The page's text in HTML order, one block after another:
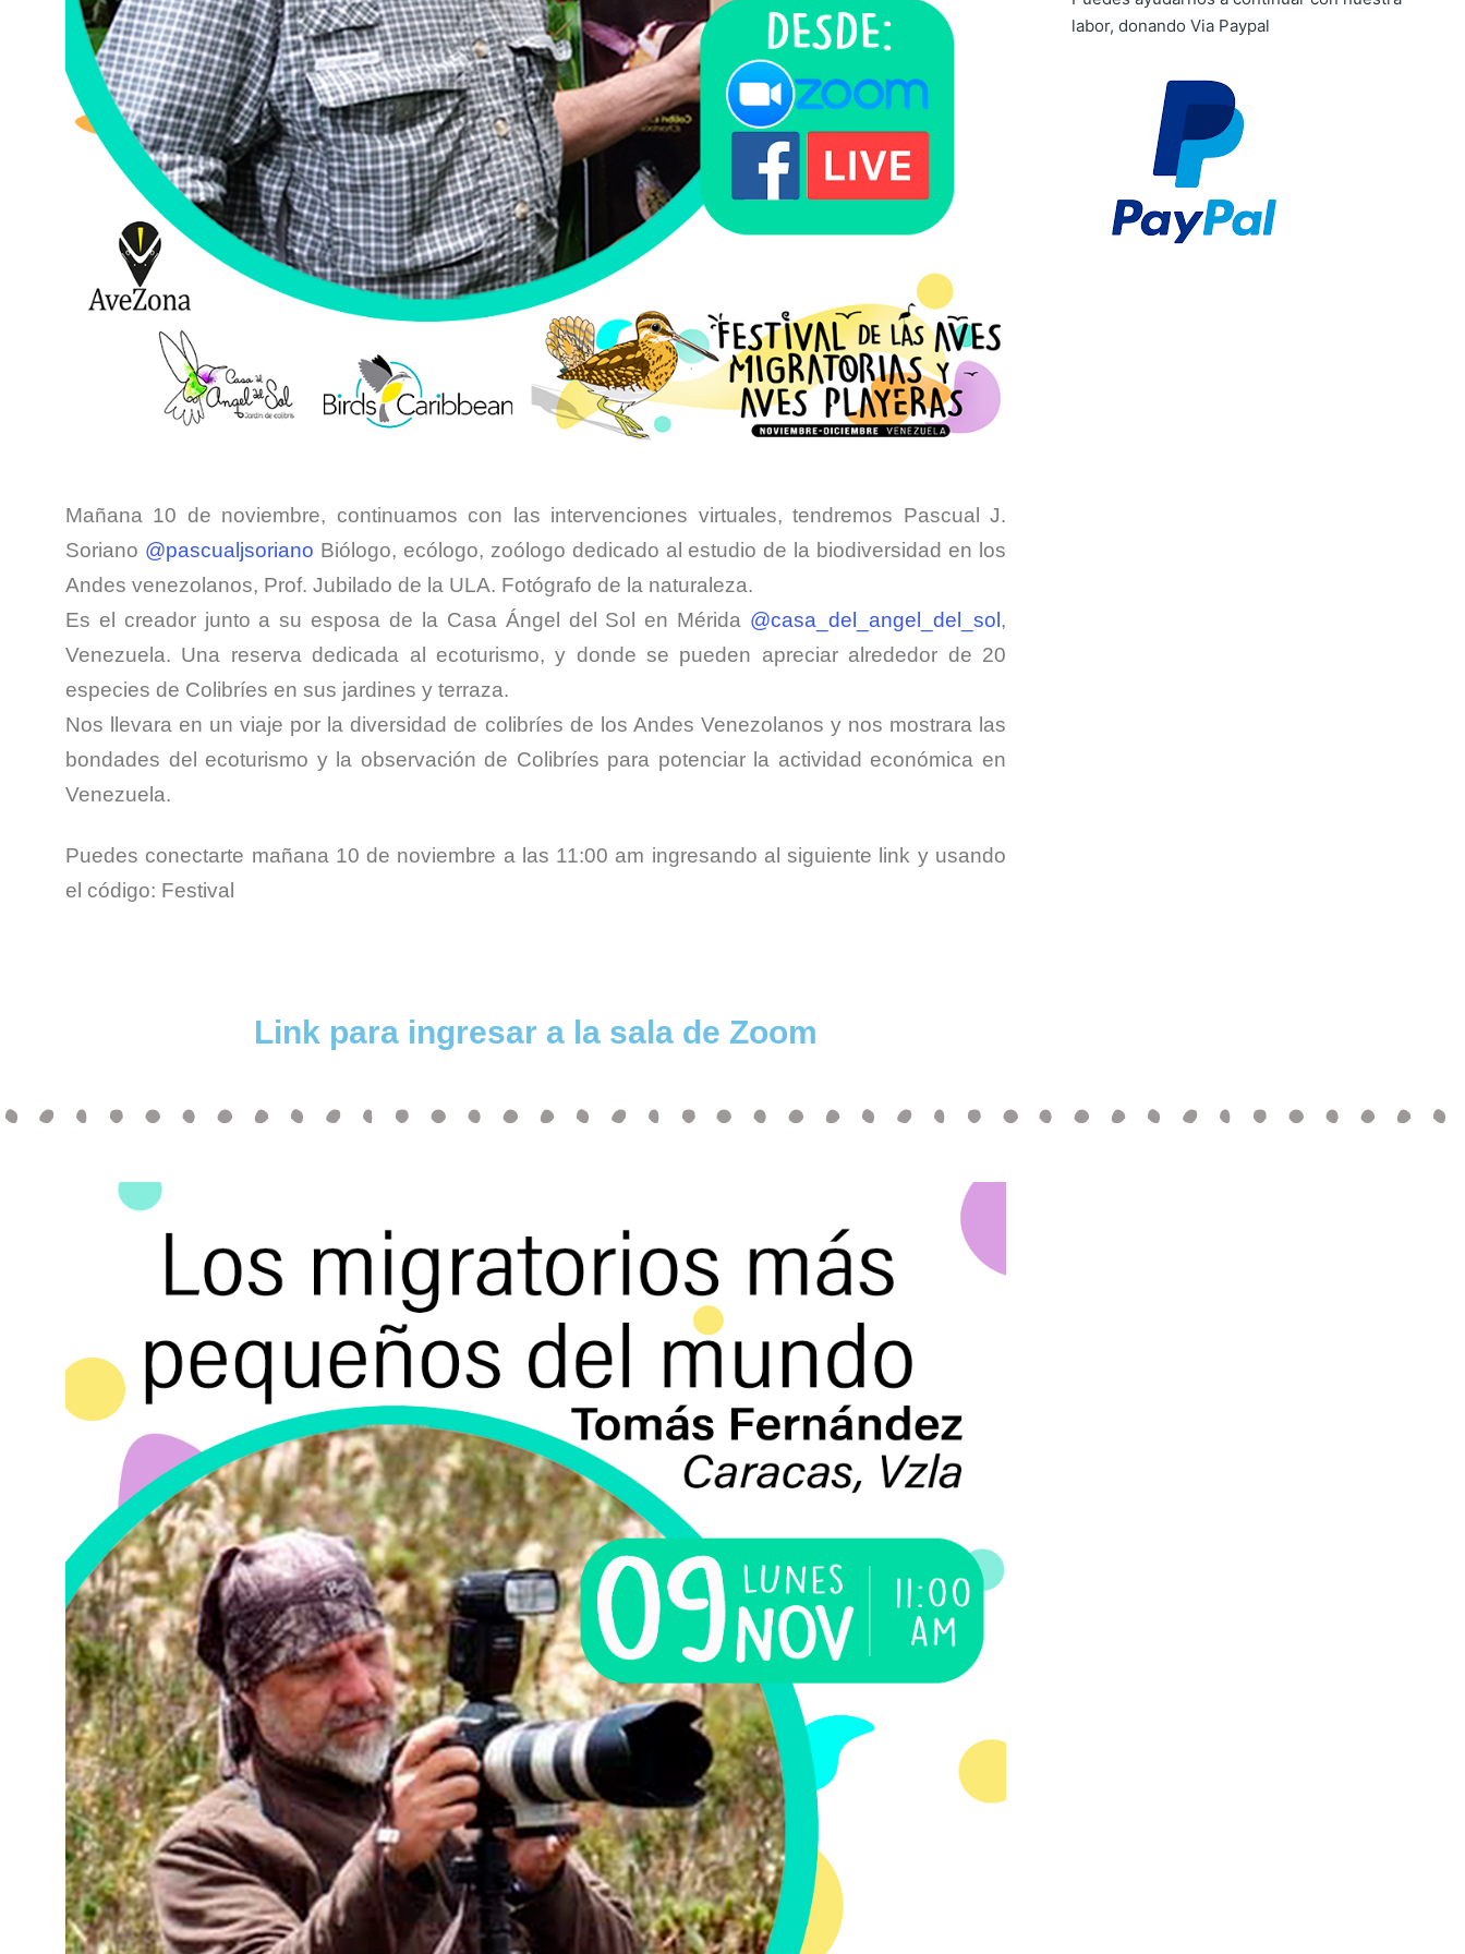
Mañana 10 de noviembre, continuamos con las intervenciones virtuales, tendremos Pascual J.
Soriano @pascualjsoriano Biólogo, ecólogo, zoólogo dedicado al estudio de la biodiversidad en los
Andes venezolanos, Prof. Jubilado de la ULA. Fotógrafo de la naturaleza. ⠀
Es el creador junto a su esposa de la Casa Ángel del Sol en Mérida @casa_del_angel_del_sol ,
Venezuela. Una reserva dedicada al ecoturismo, y donde se pueden apreciar alrededor de 20
especies de Colibríes en sus jardines y terraza. ⠀
Nos llevara en un viaje por la diversidad de colibríes de los Andes Venezolanos y nos mostrara las
bondades del ecoturismo y la observación de Colibríes para potenciar la actividad económica en
Venezuela.
Puedes conectarte mañana 10 de noviembre a las 11:00 am ingresando al siguiente link y usando
el código: Festival
Link para ingresar a la sala de Zoom
d
labor, donando Via Paypal